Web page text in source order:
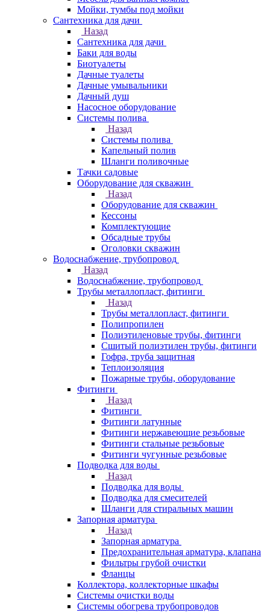
Мойки, тумбы под мойки
Сантехника для дачи
Назад
Сантехника для дачи
Баки для воды
Биотуалеты
Дачные туалеты
Дачные умывальники
Дачный душ
Насосное оборудование
Системы полива
Назад
Системы полива
Капельный полив
Шланги поливочные
Тачки садовые
Оборудование для скважин
Назад
Оборудование для скважин
Кессоны
Комплектующие
Обсадные трубы
Оголовки скважин
Водоснабжение, трубопровод
Назад
Водоснабжение, трубопровод
Трубы металлопласт, фитинги
Назад
Трубы металлопласт, фитинги
Полипропилен
Полиэтиленовые трубы, фитинги
Сшитый полиэтилен трубы, фитинги
Гофра, труба защитная
Теплоизоляция
Пожарные трубы, оборудование
Фитинги
Назад
Фитинги
Фитинги латунные
Фитинги нержавеющие резьбовые
Фитинги стальные резьбовые
Фитинги чугунные резьбовые
Подводка для воды
Назад
Подводка для воды
Подводка для смесителей
Шланги для стиральных машин
Запорная арматура
Назад
Запорная арматура
Предохранительная арматура, клапана
Фильтры грубой очистки
Фланцы
Коллектора, коллекторные шкафы
Системы очистки воды
Системы обогрева трубопроводов